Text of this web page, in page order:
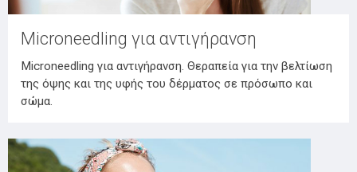
Microneedling για αντιγήρανση
Microneedling για αντιγήρανση. Θεραπεία για την βελτίωση
της όψης και της υφής του δέρματος σε πρόσωπο και
σώμα.